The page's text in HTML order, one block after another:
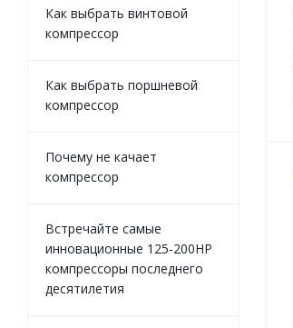
Как выбрать винтовой
компрессор
Как выбрать поршневой
компрессор
Почему не качает
компрессор
Встречайте самые
инновационные 125-200HP
компрессоры последнего
десятилетия